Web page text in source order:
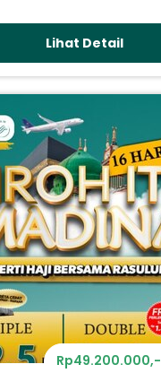
Lihat Detail
Rp49.200.000,-